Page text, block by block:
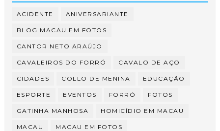
ACIDENTE ANIVERSARIANTE
BLOG MACAU EM FOTOS
CANTOR NETO ARAÚJO
CAVALEIROS DO FORRÓ CAVALO DE AÇO
CIDADES COLLO DE MENINA EDUCAÇÃO
ESPORTE EVENTOS FORRÓ FOTOS
GATINHA MANHOSA HOMICÍDIO EM MACAU
MACAU MACAU EM FOTOS